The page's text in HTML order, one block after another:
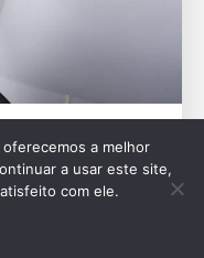
de carros
saber
a melhor
a usar este site,
com ele.